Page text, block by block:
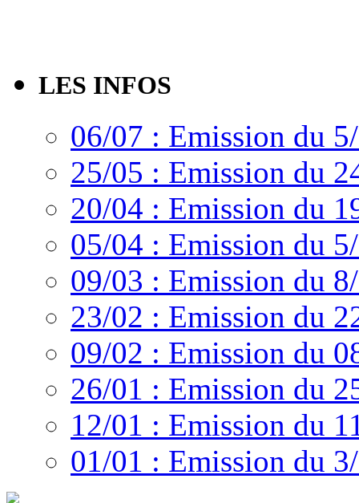
LES INFOS
06/07 : Emission du
25/05 : Emission du
20/04 : Emission du
05/04 : Emission du
09/03 : Emission du
23/02 : Emission du
09/02 : Emission du
26/01 : Emission du
12/01 : Emission du
01/01 : Emission du